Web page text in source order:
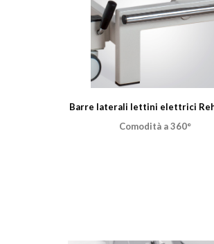
Barre laterali lettini elettrici
Comodità a 360°